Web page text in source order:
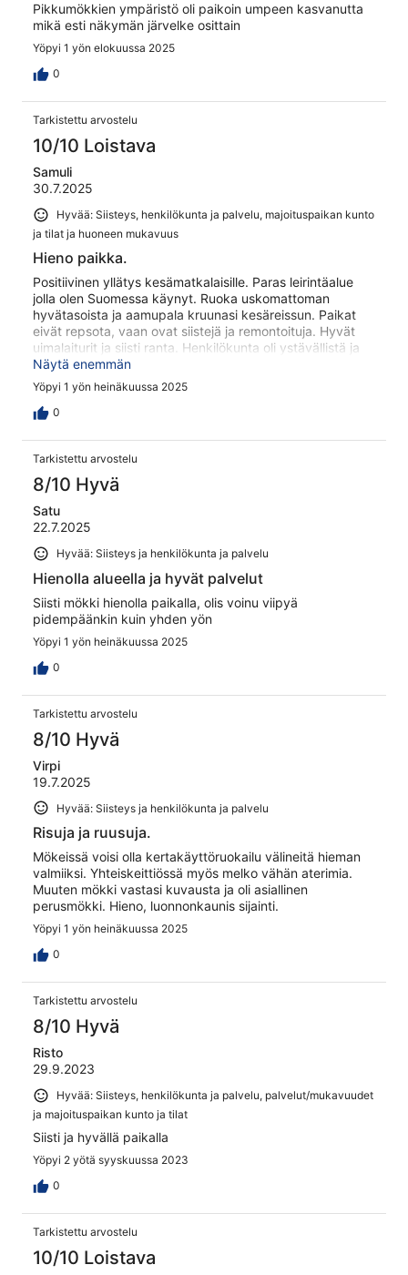
Pikkumökkien ympäristö oli paikoin umpeen kasvanutta
mikä esti näkymän järvelke osittain
Yöpyi 1 yön elokuussa 2025
0
Tarkistettu arvostelu
10/10 Loistava
Samuli
30.7.2025
Hyvää: Siisteys, henkilökunta ja palvelu, majoituspaikan kunto
ja tilat ja huoneen mukavuus
Hieno paikka.
Positiivinen yllätys kesämatkalaisille. Paras leirintäalue
jolla olen Suomessa käynyt. Ruoka uskomattoman
hyvätasoista ja aamupala kruunasi kesäreissun. Paikat
eivät repsota, vaan ovat siistejä ja remontoituja. Hyvät
uimalaiturit ja siisti ranta. Henkilökunta oli ystävällistä ja
palvelu oli ripeää. Tulemme varmasti uudestaan!
Näytä enemmän
Yöpyi 1 yön heinäkuussa 2025
0
Tarkistettu arvostelu
8/10 Hyvä
Satu
22.7.2025
Hyvää: Siisteys ja henkilökunta ja palvelu
Hienolla alueella ja hyvät palvelut
Siisti mökki hienolla paikalla, olis voinu viipyä
pidempäänkin kuin yhden yön
Yöpyi 1 yön heinäkuussa 2025
0
Tarkistettu arvostelu
8/10 Hyvä
Virpi
19.7.2025
Hyvää: Siisteys ja henkilökunta ja palvelu
Risuja ja ruusuja.
Mökeissä voisi olla kertakäyttöruokailu välineitä hieman
valmiiksi. Yhteiskeittiössä myös melko vähän aterimia.
Muuten mökki vastasi kuvausta ja oli asiallinen
perusmökki. Hieno, luonnonkaunis sijainti.
Yöpyi 1 yön heinäkuussa 2025
0
Tarkistettu arvostelu
8/10 Hyvä
Risto
29.9.2023
Hyvää: Siisteys, henkilökunta ja palvelu, palvelut/mukavuudet
ja majoituspaikan kunto ja tilat
Siisti ja hyvällä paikalla
Yöpyi 2 yötä syyskuussa 2023
0
Tarkistettu arvostelu
10/10 Loistava